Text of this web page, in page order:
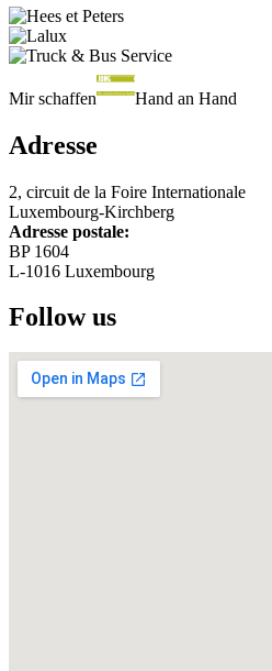
Mir schaffen Hand an Hand
Adresse
2, circuit de la Foire Internationale
Luxembourg-Kirchberg
Adresse postale:
BP 1604
L-1016 Luxembourg
Follow us